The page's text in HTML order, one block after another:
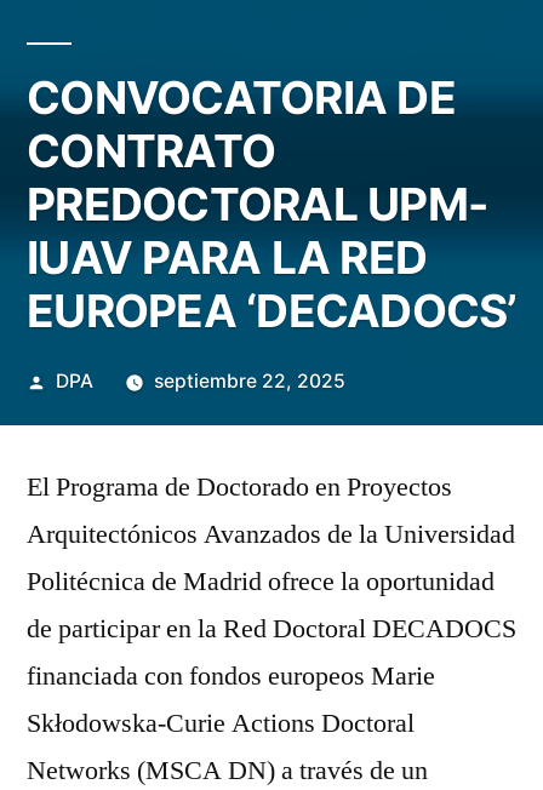
CONVOCATORIA DE
CONTRATO
PREDOCTORAL UPM-
IUAV PARA LA RED
EUROPEA ‘DECADOCS’
Publicado
DPA septiembre 22, 2025
El Programa de Doctorado en Proyectos
Arquitectónicos Avanzados de la Universidad
Politécnica de Madrid ofrece la oportunidad
de participar en la Red Doctoral DECADOCS
financiada con fondos europeos Marie
Skłodowska-Curie Actions Doctoral
Networks (MSCA DN) a través de un